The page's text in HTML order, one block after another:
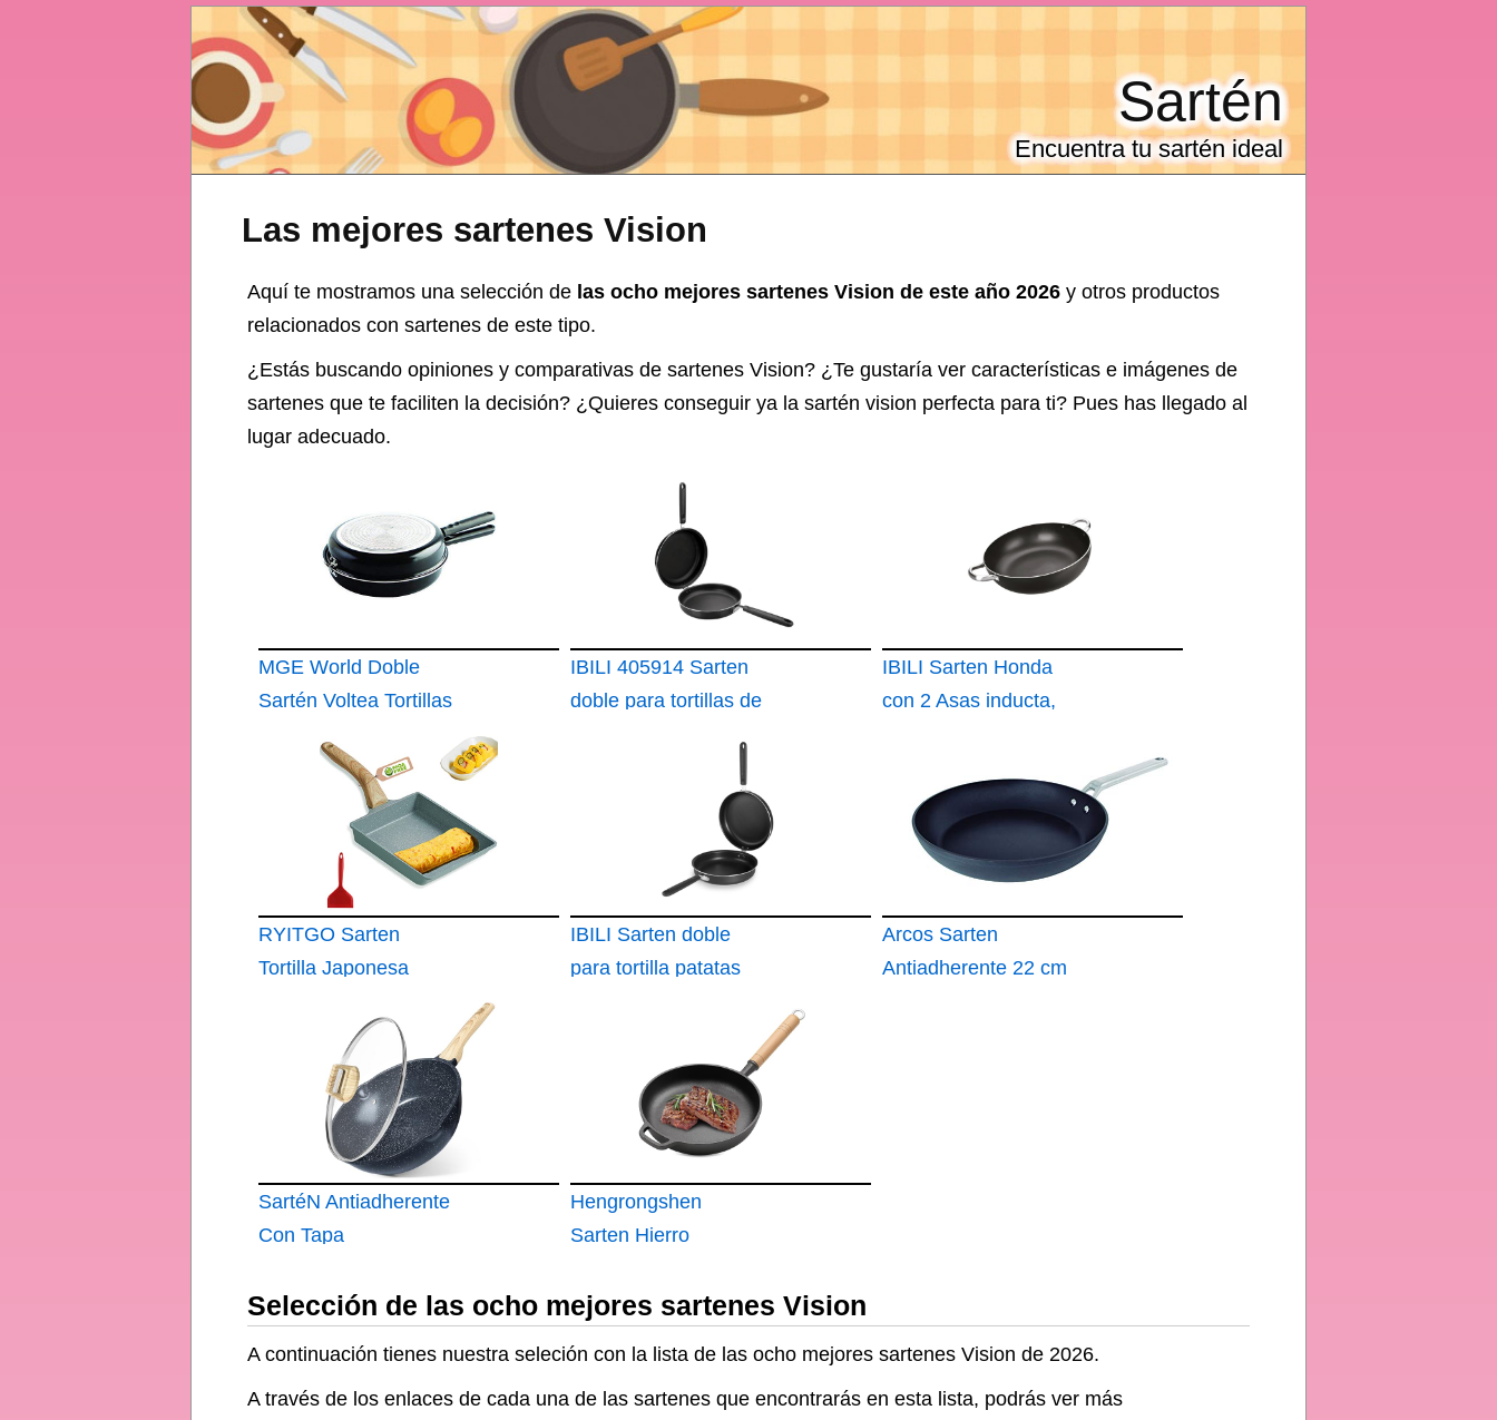
Las mejores sartenes Vision
Sartén
Encuentra tu sartén ideal
Aquí te mostramos una selección de las ocho mejores sartenes Vision de este año 2026 y otros productos
relacionados con sartenes de este tipo.
¿Estás buscando opiniones y comparativas de sartenes Vision? ¿Te gustaría ver características e imágenes de
sartenes que te faciliten la decisión? ¿Quieres conseguir ya la sartén vision perfecta para ti? Pues has llegado al
lugar adecuado.
MGE World Doble
Sartén Voltea Tortillas
Tortilla Patatas
Sarten Doble para
Tortillas Vitro-
Inducción 26 cm
IBILI 405914 Sarten
doble para tortillas de
IBILI Sarten Honda
con 2 Asas inducta,
RYITGO Sarten
Tortilla Japonesa
IBILI Sarten doble
para tortilla patatas
Arcos Sarten
Antiadherente 22 cm
SartéN Antiadherente
Con Tapa
Hengrongshen
Sarten Hierro
Selección de las ocho mejores sartenes Vision
A continuación tienes nuestra seleción con la lista de las ocho mejores sartenes Vision de 2026.
A través de los enlaces de cada una de las sartenes que encontrarás en esta lista, podrás ver más